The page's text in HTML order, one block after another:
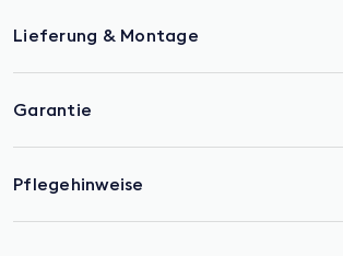
Lieferung & Montage
Garantie
Pflegehinweise